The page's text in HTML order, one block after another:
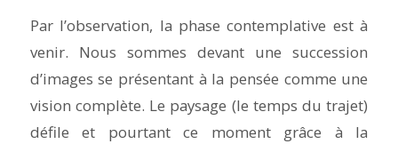
Par l’observation, la phase contemplative est à
venir. Nous sommes devant une succession
d’images se présentant à la pensée comme une
vision complète. Le paysage (le temps du trajet)
défile et pourtant ce moment grâce à la